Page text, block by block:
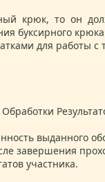
крюк, то он
буксирного
для работы с
выданного
завершения
участника.